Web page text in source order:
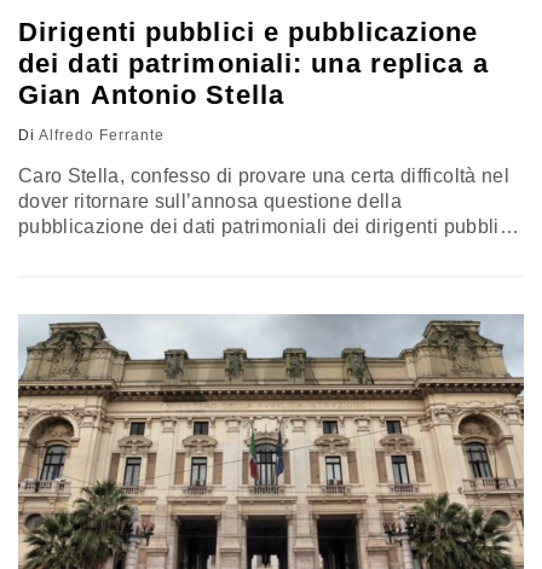
Dirigenti pubblici e pubblicazione
dei dati patrimoniali: una replica a
Gian Antonio Stella
Di Alfredo Ferrante
Caro Stella, confesso di provare una certa difficoltà nel
dover ritornare sull’annosa questione della
pubblicazione dei dati patrimoniali dei dirigenti pubblici,
due ordini di motivi, che tenterò brevemente di spiegare
e…